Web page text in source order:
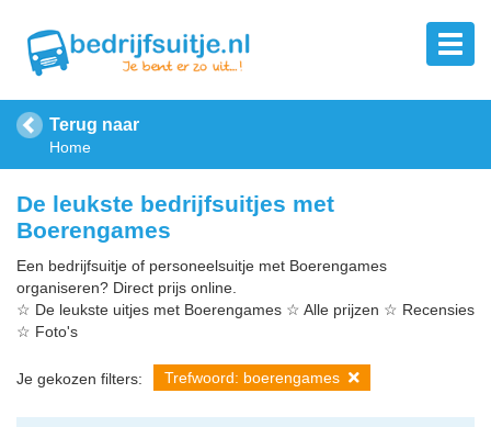
Terug naar
Home
De leukste bedrijfsuitjes met
Boerengames
Een bedrijfsuitje of personeelsuitje met Boerengames
organiseren? Direct prijs online.
☆ De leukste uitjes met Boerengames ☆ Alle prijzen ☆ Recensies
☆ Foto's
Je gekozen filters: Trefwoord: boerengames